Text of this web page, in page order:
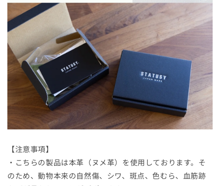
【注意事項】
・こちらの製品は本革（ヌメ革）を使用しております。そ
のため、動物本来の自然傷、シワ、斑点、色むら、血筋跡